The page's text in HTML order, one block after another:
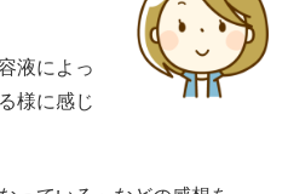
液によっ
様に感じ